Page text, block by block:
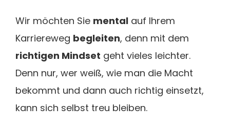
Wir möchten Sie mentalauf Ihrem
Karriereweg begleiten, denn mit dem
richtigen Mindset geht vieles leichter.
Denn nur, wer weiß, wie man die Macht
bekommt und dann auch richtig einsetzt,
kann sich selbst treu bleiben.